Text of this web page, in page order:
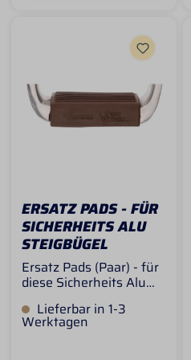
Elastische Öffnung
Maße 21 x 18 cm
ERSATZ PADS - FÜR
SICHERHEITS ALU
STEIGBÜGEL
Ersatz Pads (Paar) - für
diese Sicherheits Alu
Safety Stirrup - the
easy way out of a bad
Lieferbar in 1-3
Werktagen